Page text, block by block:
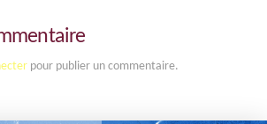
pour publier un commentaire.